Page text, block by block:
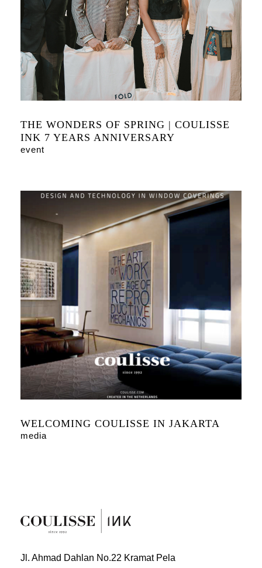
THE WONDERS OF SPRING | COULISSE
INK 7 YEARS ANNIVERSARY
event
WELCOMING COULISSE IN JAKARTA
media
Jl. Ahmad Dahlan No.22 Kramat Pela